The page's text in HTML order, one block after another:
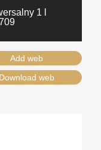
1 l
Add web
Download web